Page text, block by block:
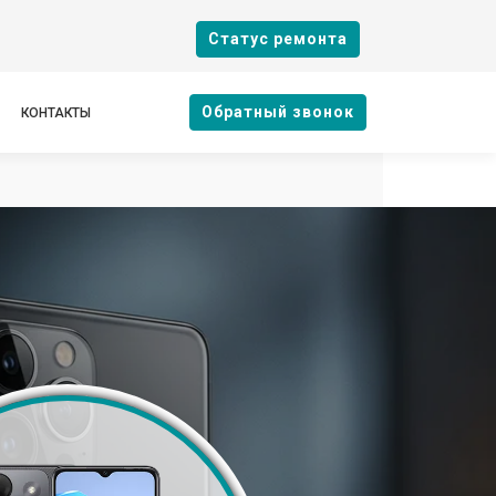
Cтатус ремонта
КОНТАКТЫ Oбратный звонок